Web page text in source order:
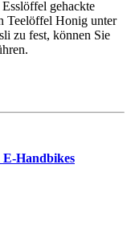
gehackte
Teelöffel Honig unter
zu fest, können Sie
Handbikes